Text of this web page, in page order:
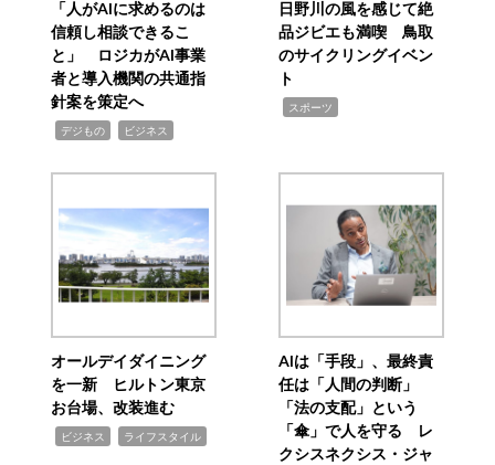
「人がAIに求めるのは
信頼し相談できるこ
と」 ロジカがAI事業
者と導入機関の共通指
針案を策定へ
デジもの ビジネス
日野川の風を感じて絶
品ジビエも満喫 鳥取
のサイクリングイベン
ト
スポーツ
オールデイダイニング
を一新 ヒルトン東京
お台場、改装進む
ビジネス ライフスタイル
AIは「手段」、最終責
任は「人間の判断」
「法の支配」という
「傘」で人を守る レ
クシスネクシス・ジャ